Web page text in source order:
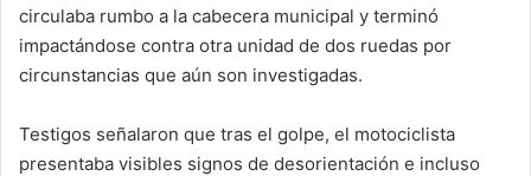
circulaba rumbo a la cabecera municipal y terminó
impactándose contra otra unidad de dos ruedas por
circunstancias que aún son investigadas.
Testigos señalaron que tras el golpe, el motociclista
presentaba visibles signos de desorientación e incluso